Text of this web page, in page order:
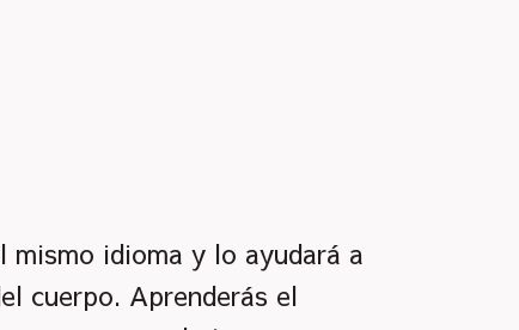
mismo idioma y lo ayudará a
cuerpo. Aprenderás el